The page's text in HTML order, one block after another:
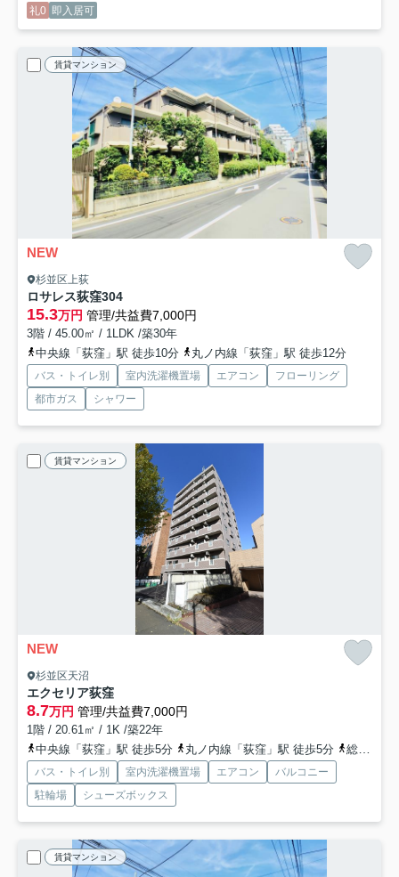
礼0 即入居可
賃貸マンション
NEW
杉並区上荻
ロサレス荻窪304
15.3万円 管理/共益費7,000円
3階 / 45.00㎡ / 1LDK /築30年
中央線「荻窪」駅 徒歩10分
丸ノ内線「荻窪」駅 徒歩12分
バス・トイレ別 室内洗濯機置場 エアコン
フローリング
都市ガス
シャワー
賃貸マンション
NEW
杉並区天沼
エクセリア荻窪
8.7万円 管理/共益費7,000円
1階 / 20.61㎡ / 1K /築22年
中央線「荻窪」駅 徒歩5分
丸ノ内線「荻窪」駅 徒歩5分 総武線「荻窪」駅 徒歩5分
バス・トイレ別 室内洗濯機置場 エアコン
バルコニー
駐輪場
シューズボックス
賃貸マンション